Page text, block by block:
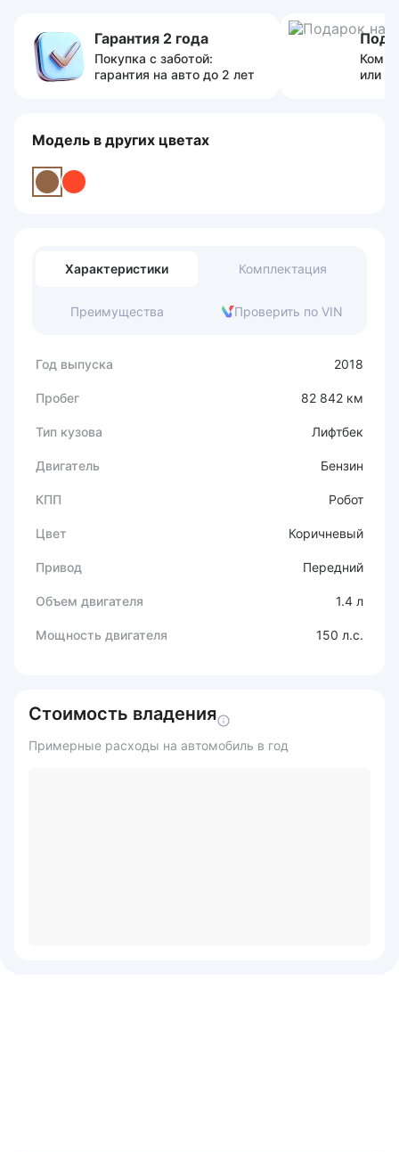
Гарантия 2 года
Покупка с заботой:
гарантия на авто до 2 лет
или
Модель в других цветах
Характеристики Комплектация
Преимущества Проверить по VIN
Год выпуска 2018
Пробег 82 842 км
Тип кузова Лифтбек
Двигатель Бензин
КПП Робот
Цвет Коричневый
Привод Передний
Объем двигателя 1.4 л
Мощность двигателя 150 л.с.
Стоимость владения
Примерные расходы на автомобиль в год